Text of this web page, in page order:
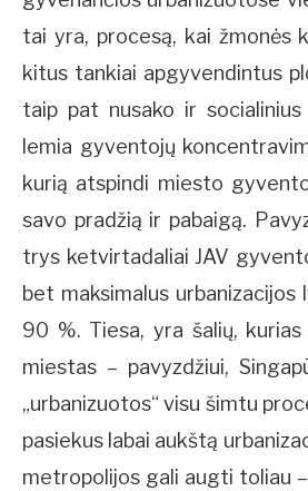
tai yra, procesą, kai žmonės
kitus tankiai apgyvendintus
taip pat nusako ir
lemia gyventojų
kurią atspindi miesto
savo pradžią ir pabaigą.
trys ketvirtadaliai JAV
bet maksimalus urbanizacijos
90 %. Tiesa, yra šalių,
miestas – pavyzdžiui,
„urbanizuotos“ visu šimtu
pasiekus labai aukštą
metropolijos gali augti toliau